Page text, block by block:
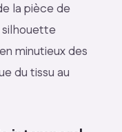
la pièce de
silhouette
minutieux des
du tissu au